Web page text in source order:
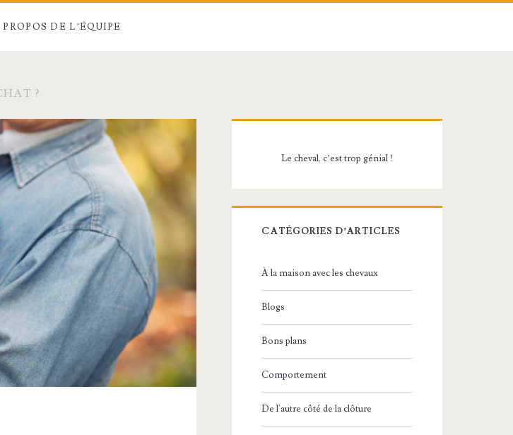
PROPOS DE L’ÉQUIPE
?
latérale
principale
Le cheval, c’est trop génial !
CATÉGORIES D’ARTICLES
À la maison avec les chevaux
Blogs
Bons plans
Comportement
De l'autre côté de la clôture